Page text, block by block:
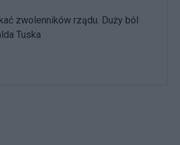
zwolenników rządu. Duży ból
Tuska